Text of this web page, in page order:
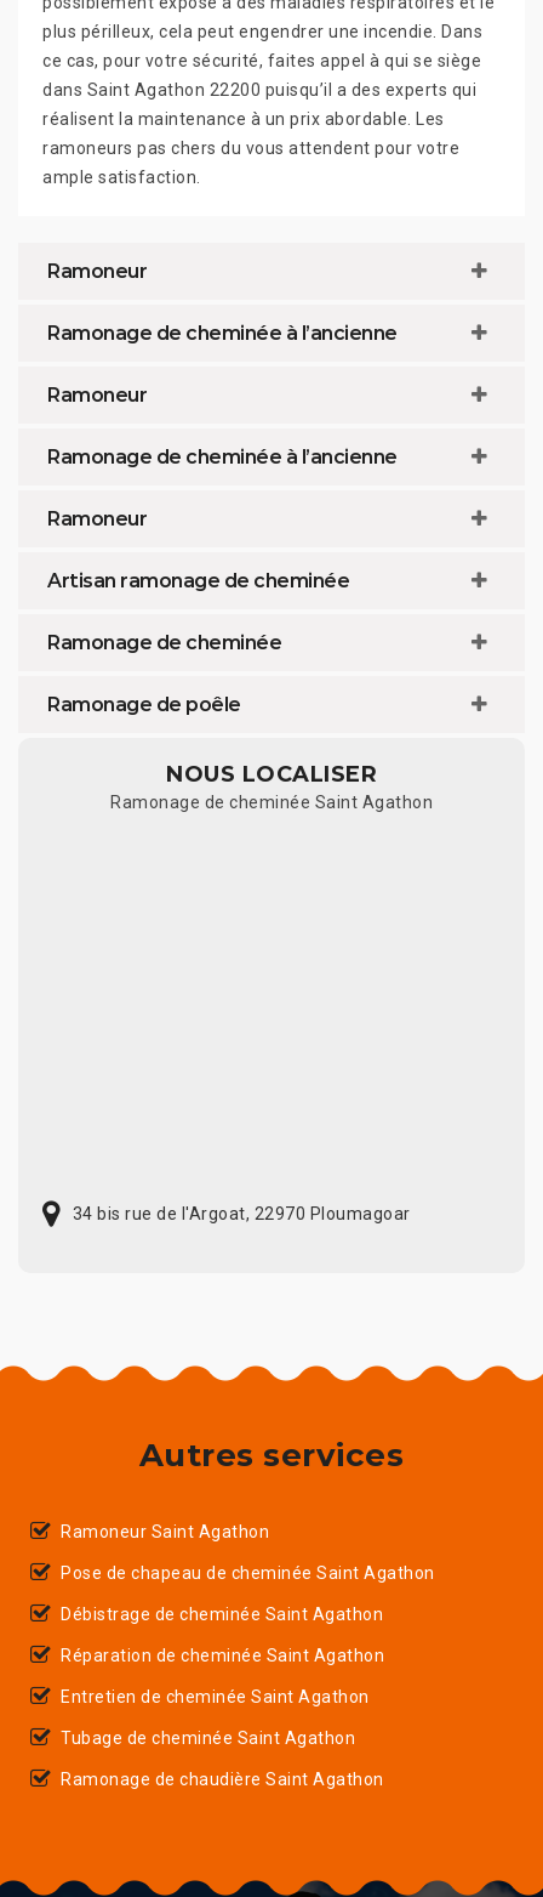
plus périlleux, cela peut engendrer une incendie. Dans
ce cas, pour votre sécurité, faites appel à qui se siège
dans Saint Agathon 22200 puisqu’il a des experts qui
réalisent la maintenance à un prix abordable. Les
ramoneurs pas chers du vous attendent pour votre
ample satisfaction.
Ramoneur
Ramonage de cheminée à l’ancienne
Ramoneur
Ramonage de cheminée à l’ancienne
Ramoneur
Artisan ramonage de cheminée
Ramonage de cheminée
Ramonage de poêle
NOUS LOCALISER
Ramonage de cheminée Saint Agathon
34 bis rue de l'Argoat, 22970 Ploumagoar
Autres services
Ramoneur Saint Agathon
Pose de chapeau de cheminée Saint Agathon
Débistrage de cheminée Saint Agathon
Réparation de cheminée Saint Agathon
Entretien de cheminée Saint Agathon
Tubage de cheminée Saint Agathon
Ramonage de chaudière Saint Agathon